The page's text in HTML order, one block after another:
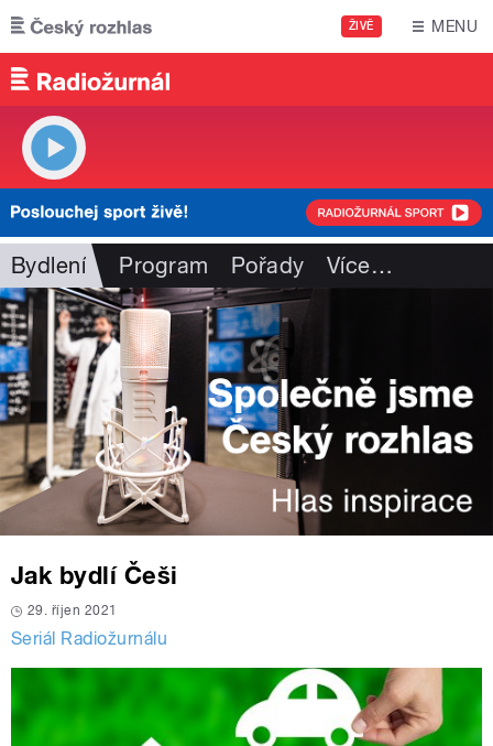
Přejít k hlavnímu obsahu
ŽIVĚ MENU
Bydlení Program Pořady Více…
Jak bydlí Češi
29. říjen 2021
Seriál Radiožurnálu